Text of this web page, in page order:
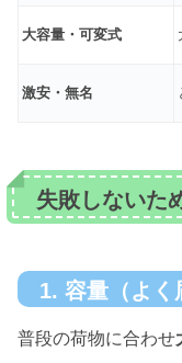
大容量・可変式
激安・無名
失敗しないた
1. 容量（よく
普段の荷物に合わせ